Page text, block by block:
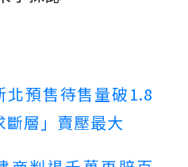
北預售待售量破1.8
斷層」賣壓最大